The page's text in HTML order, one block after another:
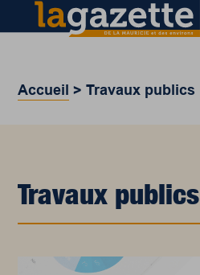
Accueil >Travaux publics
Travaux publics